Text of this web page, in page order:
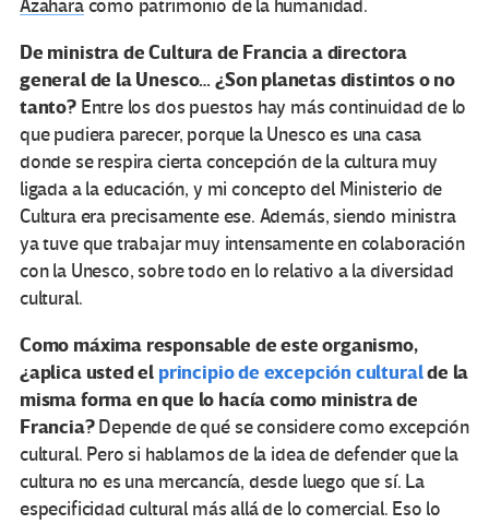
Azaharacomo patrimonio de la humanidad.
De ministra de Cultura de Francia a directora
general de la Unesco… ¿Son planetas distintos o no
tanto?Entre los dos puestos hay más continuidad de lo
que pudiera parecer, porque la Unesco es una casa
donde se respira cierta concepción de la cultura muy
ligada a la educación, y mi concepto del Ministerio de
Cultura era precisamente ese. Además, siendo ministra
ya tuve que trabajar muy intensamente en colaboración
con la Unesco, sobre todo en lo relativo a la diversidad
cultural.
Como máxima responsable de este organismo,
¿aplica usted el principio de excepción culturalde la
misma forma en que lo hacía como ministra de
Francia?Depende de qué se considere como excepción
cultural. Pero si hablamos de la idea de defender que la
cultura no es una mercancía, desde luego que sí. La
especificidad cultural más allá de lo comercial. Eso lo